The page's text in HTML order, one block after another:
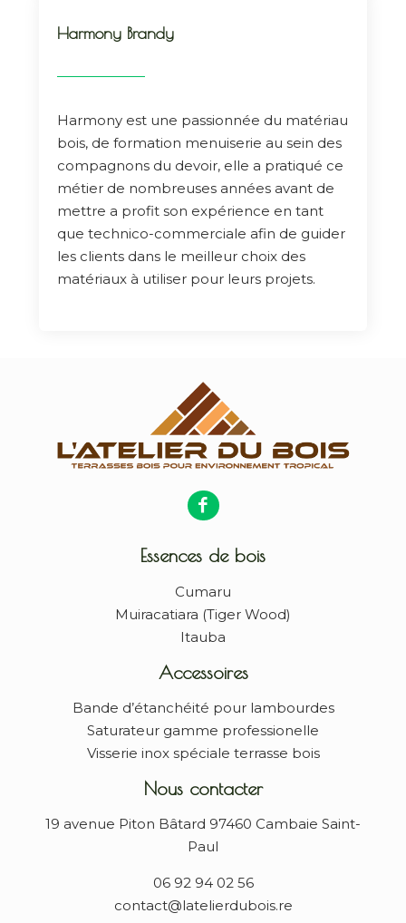
Harmony Brandy
Harmony est une passionnée du matériau
bois, de formation menuiserie au sein des
compagnons du devoir, elle a pratiqué ce
métier de nombreuses années avant de
mettre a profit son expérience en tant
que technico-commerciale afin de guider
les clients dans le meilleur choix des
matériaux à utiliser pour leurs projets.
Essences de bois
Cumaru
Muiracatiara (Tiger Wood)
Itauba
Accessoires
Bande d’étanchéité pour lambourdes
Saturateur gamme professionelle
Visserie inox spéciale terrasse bois
Nous contacter
19 avenue Piton Bâtard 97460 Cambaie Saint-
Paul
06 92 94 02 56
contact@latelierdubois.re